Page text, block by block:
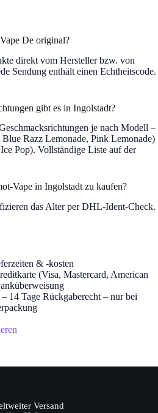
De original?
direkt vom Hersteller bzw. von
Sendung enthält einen Echtheitscode.
gibt es in Ingolstadt?
je nach Modell –
Razz Lemonade, Pink Lemonade)
Pop). Vollständige Liste auf der
Vape in Ingolstadt zu kaufen?
das Alter per DHL-Ident-Check.
& -kosten
(Visa, Mastercard, American
– 14 Tage Rückgaberecht – nur bei
Versand